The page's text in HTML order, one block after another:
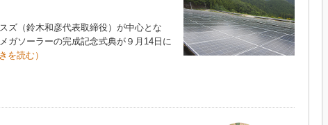
ズ（鈴木和彦代表取締役）が中心とな
ガソーラーの完成記念式典が９月14日に
を読む）